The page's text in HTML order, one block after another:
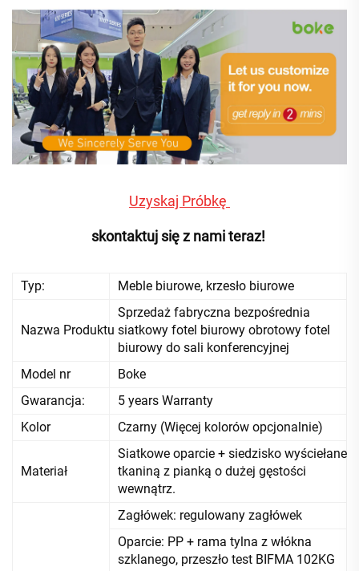
Uzyskaj Próbkę
skontaktuj się z nami teraz!
Typ: Meble biurowe, krzesło biurowe
Nazwa Produktu
Sprzedaż fabryczna bezpośrednia
siatkowy fotel biurowy obrotowy fotel
biurowy do sali konferencyjnej
Model nr
Boke
Gwarancja:
5 years Warranty
Kolor
Czarny (Więcej kolorów opcjonalnie)
Materiał
Siatkowe oparcie + siedzisko wyściełane
tkaniną z pianką o dużej gęstości
wewnątrz.
Zagłówek: regulowany zagłówek
Oparcie: PP + rama tylna z włókna
szklanego, przeszło test BIFMA 102KG